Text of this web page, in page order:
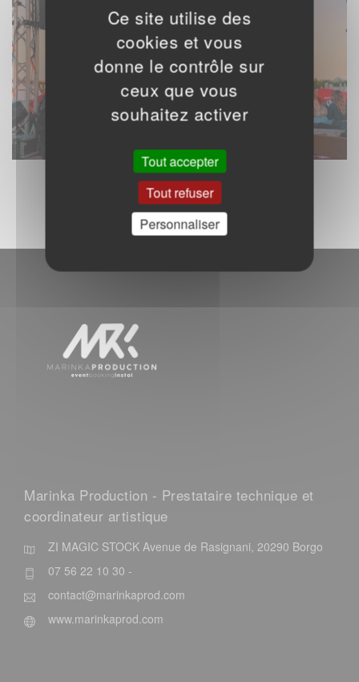
Marinka Production - Prestataire technique et
coordinateur artistique
ZI MAGIC STOCK Avenue de Rasignani, 20290 Borgo
07 56 22 10 30 -
contact@marinkaprod.com
www.marinkaprod.com
Ce site utilise des
cookies et vous
donne le contrôle sur
ceux que vous
souhaitez activer
Tout accepter
Tout refuser
Personnaliser